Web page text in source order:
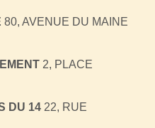
80, AVENUE DU MAINE
2, PLACE
DU 14 22, RUE